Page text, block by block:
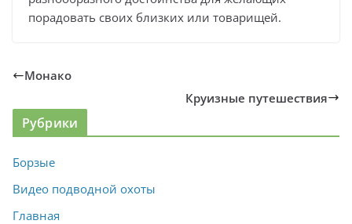
порадовать своих близких или товарищей.
Монако
Круизные путешествия
Рубрики
Борзые
Видео подводной охоты
Главная